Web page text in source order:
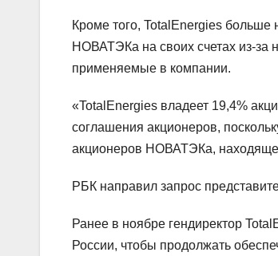
Кроме того, TotalEnergies больше
НОВАТЭКа на своих счетах из-за
применяемые в компании.
«TotalEnergies владеет 19,4%
соглашения акционеров,
акционеров НОВАТЭКа,
РБК направил запрос
Ранее в ноябре гендиректор
России, чтобы продолжать